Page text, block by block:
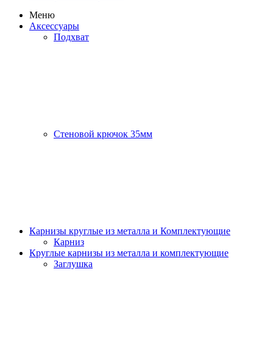
Меню
Аксессуары
Подхват
Стеновой крючок 35мм
Карнизы круглые из металла и Комплектующие
Карниз
Круглые карнизы из металла и комплектующие
Заглушка